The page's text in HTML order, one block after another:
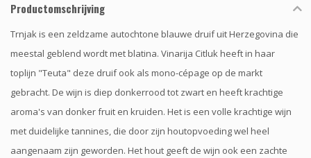
Productomschrijving
Trnjak is een zeldzame autochtone blauwe druif uit Herzegovina die
meestal geblend wordt met blatina. Vinarija Citluk heeft in haar
toplijn "Teuta" deze druif ook als mono-cépage op de markt
gebracht. De wijn is diep donkerrood tot zwart en heeft krachtige
aroma's van donker fruit en kruiden. Het is een volle krachtige wijn
met duidelijke tannines, die door zijn houtopvoeding wel heel
aangenaam zijn geworden. Het hout geeft de wijn ook een zachte